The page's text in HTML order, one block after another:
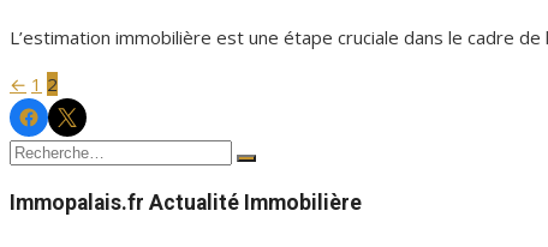
L’estimation immobilière est une étape cruciale dans le cadre
Pagination
des
← 1 2
Facebook
Immopalais
Twitter
Immopalais
Recherche
Rechercher
Immopalais.fr Actualité Immobilière